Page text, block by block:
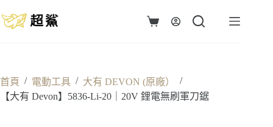
至
容
購
首頁 / 電動工具 / 大有 DEVON (原廠）
/
【大有 Devon】5836-Li-20｜20V 鋰電無刷軍刀鋸